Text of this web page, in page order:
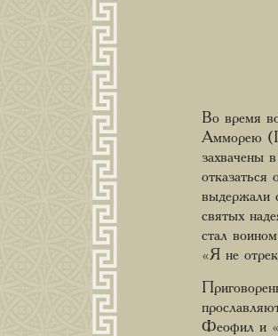
Во время
Амморею
захвачены
отказаться
выдержали
святых
стал
«Я не
Феофил и